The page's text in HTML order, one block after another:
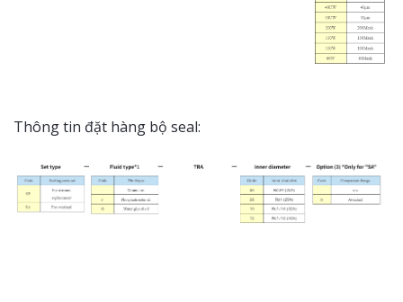
Thông tin đặt hàng bộ seal: